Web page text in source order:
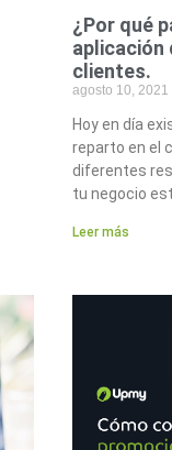
¿Por qué
aplicación
clientes.
agosto 10, 2021
Hoy en día
reparto en el
diferentes
tu negocio
Leer más